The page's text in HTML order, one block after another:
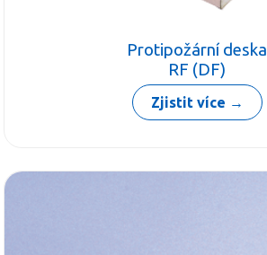
Protipožární deska
RF (DF)
Zjistit více